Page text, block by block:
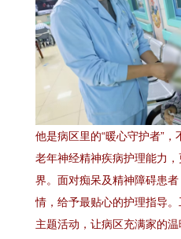
他是病区里的“暖心守护者”
老年神经精神疾病护理能力
界。面对痴呆及精神障碍患
情，给予最贴心的护理指导
主题活动，让病区充满家的